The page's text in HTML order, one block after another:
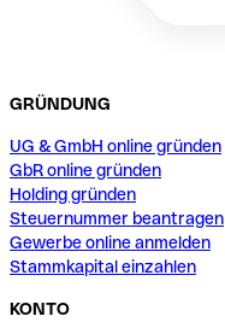
GRÜNDUNG
UG & GmbH online gründen
GbR online gründen
Holding gründen
Steuernummer beantragen
Gewerbe online anmelden
Stammkapital einzahlen
KONTO